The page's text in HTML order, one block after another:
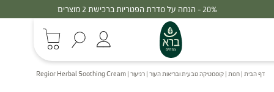
30% - הנחה על סדרת הפטריות ברכישת 3 מוצרים
דף הבית | חנות | קוסמטיקה טבעית ובריאות העור | רגיעור | Regior Herbal Soothing Cream